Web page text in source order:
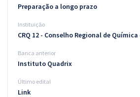
Aprovados
Atendimento
Preparação a longo prazo
Instituição
CRQ 12 - Conselho Regional de Química
Banca anterior
Instituto Quadrix
Último edital
Link